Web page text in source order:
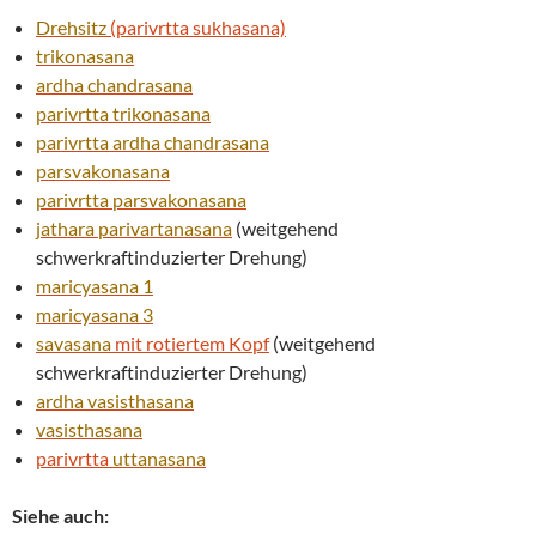
Drehsitz (parivrtta sukhasana)
trikonasana
ardha chandrasana
parivrttatrikonasana
parivrttaardha chandrasana
parsvakonasana
parivrtta parsvakonasana
jathara parivartanasana (weitgehend
schwerkraftinduzierter Drehung)
maricyasana 1
maricyasana 3
savasana mit rotiertem Kopf(weitgehend
schwerkraftinduzierter Drehung)
ardhavasisthasana
vasisthasana
parivrtta uttanasana
Siehe auch: